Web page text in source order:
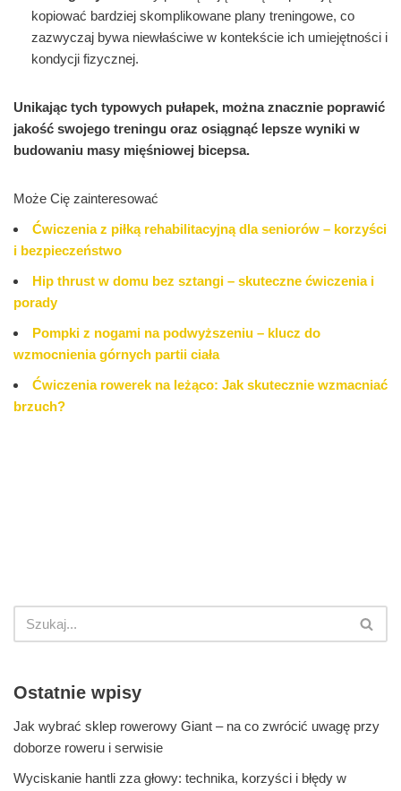
kopiować bardziej skomplikowane plany treningowe, co
zazwyczaj bywa niewłaściwe w kontekście ich umiejętności i
kondycji fizycznej.
Unikając tych typowych pułapek, można znacznie poprawić
jakość swojego treningu oraz osiągnąć lepsze wyniki w
budowaniu masy mięśniowej bicepsa.
Może Cię zainteresować
Ćwiczenia z piłką rehabilitacyjną dla seniorów – korzyści
i bezpieczeństwo
Hip thrust w domu bez sztangi – skuteczne ćwiczenia i
porady
Pompki z nogami na podwyższeniu – klucz do
wzmocnienia górnych partii ciała
Ćwiczenia rowerek na leżąco: Jak skutecznie wzmacniać
brzuch?
Ostatnie wpisy
Jak wybrać sklep rowerowy Giant – na co zwrócić uwagę przy
doborze roweru i serwisie
Wyciskanie hantli zza głowy: technika, korzyści i błędy w